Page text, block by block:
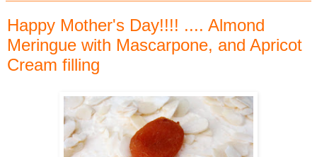
Happy Mother's Day!!!! .... Almond
Meringue with Mascarpone, and Apricot
Cream filling